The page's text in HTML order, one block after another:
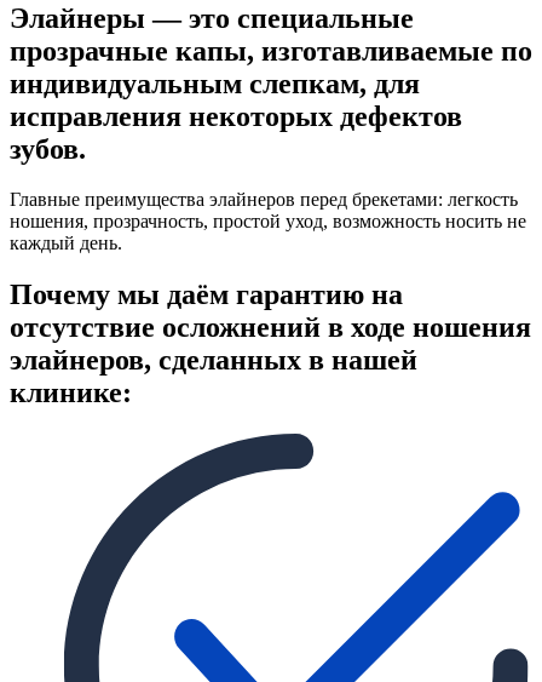
Элайнеры — это специальные
прозрачные капы, изготавливаемые по
индивидуальным слепкам, для
исправления некоторых дефектов
зубов.
Главные преимущества элайнеров перед брекетами: легкость
ношения, прозрачность, простой уход, возможность носить не
каждый день.
Почему мы даём гарантию на
отсутствие осложнений в ходе ношения
элайнеров, сделанных в нашей
клинике: